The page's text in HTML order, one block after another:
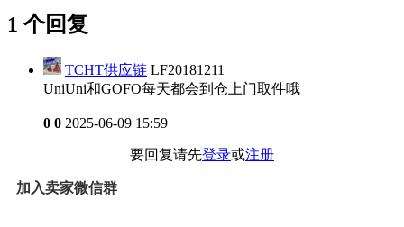
1 个回复
TCHT供应链 LF20181211
UniUni和GOFO每天都会到仓上门取件哦
0 0 2025-06-09 15:59
要回复请先登录或注册
加入卖家微信群